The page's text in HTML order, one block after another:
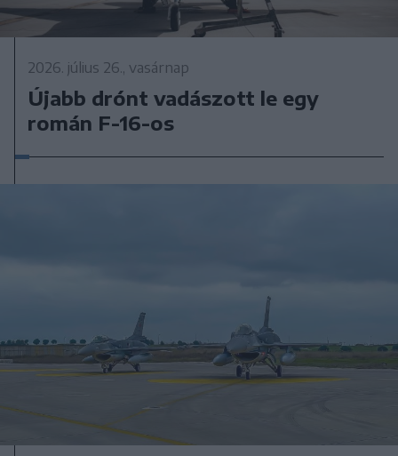
2026. július 26., vasárnap
Újabb drónt vadászott le egy
román F-16-os